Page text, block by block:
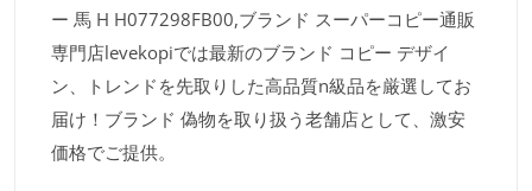
ー 馬 H H077298FB00,ブランド スーパーコピー通販
専門店levekopiでは最新のブランド コピー デザイ
ン、トレンドを先取りした高品質n級品を厳選してお
届け！ブランド 偽物を取り扱う老舗店として、激安
価格でご提供。